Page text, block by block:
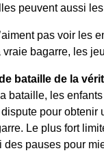
peuvent aussi
pas voir les
vraie bagarre, les
bataille de la
bataille, les
dispute pour
Le plus fort
des pauses pour